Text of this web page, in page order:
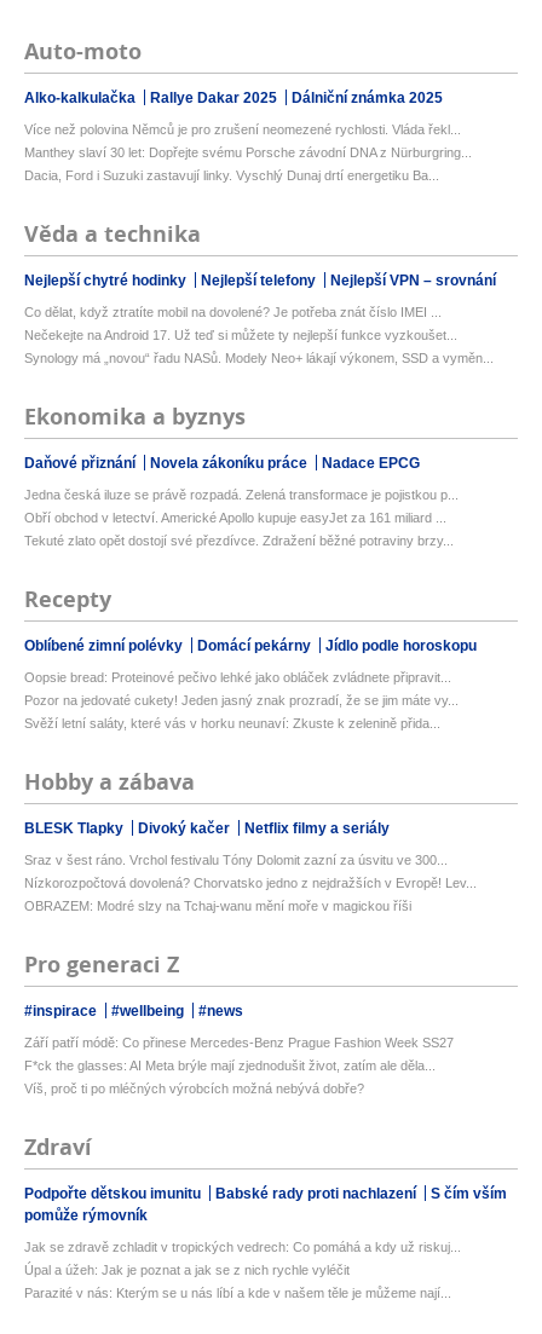
Auto-moto
Alko-kalkulačka Rallye Dakar 2025 Dálniční známka 2025
Více než polovina Němců je pro zrušení neomezené rychlosti. Vláda řekl...
Manthey slaví 30 let: Dopřejte svému Porsche závodní DNA z Nürburgring...
Dacia, Ford i Suzuki zastavují linky. Vyschlý Dunaj drtí energetiku Ba...
Věda a technika
Nejlepší chytré hodinky Nejlepší telefony Nejlepší VPN – srovnání
Co dělat, když ztratíte mobil na dovolené? Je potřeba znát číslo IMEI ...
Nečekejte na Android 17. Už teď si můžete ty nejlepší funkce vyzkoušet...
Synology má „novou“ řadu NASů. Modely Neo+ lákají výkonem, SSD a vyměn...
Ekonomika a byznys
Daňové přiznání Novela zákoníku práce Nadace EPCG
Jedna česká iluze se právě rozpadá. Zelená transformace je pojistkou p...
Obří obchod v letectví. Americké Apollo kupuje easyJet za 161 miliard ...
Tekuté zlato opět dostojí své přezdívce. Zdražení běžné potraviny brzy...
Recepty
Oblíbené zimní polévky Domácí pekárny Jídlo podle horoskopu
Oopsie bread: Proteinové pečivo lehké jako obláček zvládnete připravit...
Pozor na jedovaté cukety! Jeden jasný znak prozradí, že se jim máte vy...
Svěží letní saláty, které vás v horku neunaví: Zkuste k zelenině přida...
Hobby a zábava
BLESK Tlapky Divoký kačer Netflix filmy a seriály
Sraz v šest ráno. Vrchol festivalu Tóny Dolomit zazní za úsvitu ve 300...
Nízkorozpočtová dovolená? Chorvatsko jedno z nejdražších v Evropě! Lev...
OBRAZEM: Modré slzy na Tchaj-wanu mění moře v magickou říši
Pro generaci Z
#inspirace #wellbeing #news
Září patří módě: Co přinese Mercedes-Benz Prague Fashion Week SS27
F*ck the glasses: AI Meta brýle mají zjednodušit život, zatím ale děla...
Víš, proč ti po mléčných výrobcích možná nebývá dobře?
Zdraví
Podpořte dětskou imunitu Babské rady proti nachlazení
S čím vším
pomůže rýmovník
Jak se zdravě zchladit v tropických vedrech: Co pomáhá a kdy už riskuj...
Úpal a úžeh: Jak je poznat a jak se z nich rychle vyléčit
Parazité v nás: Kterým se u nás líbí a kde v našem těle je můžeme nají...